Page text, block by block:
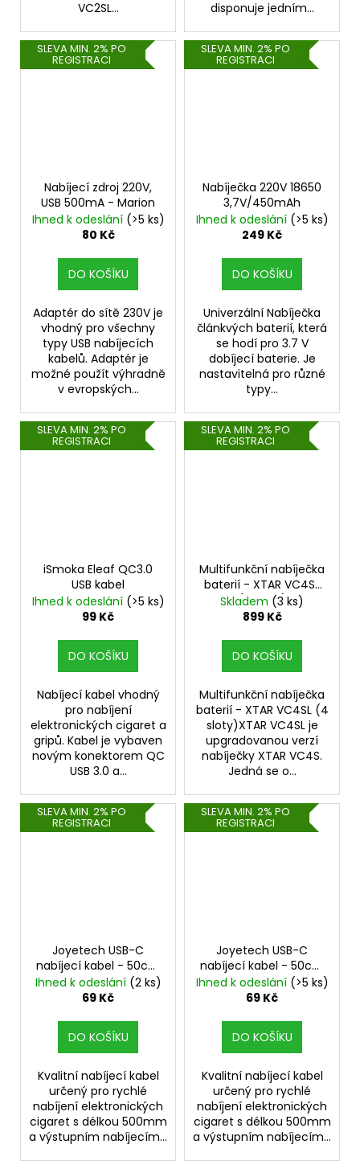
VC2SL...
disponuje jedním...
SLEVA MIN. 2% PO
REGISTRACI
Nabíjecí zdroj 220V,
USB 500mA - Marion
Ihned k odeslání (>5 ks)
80 Kč
DO KOŠÍKU
Adaptér do sítě 230V je
vhodný pro všechny
typy USB nabíjecích
kabelů. Adaptér je
možné použít výhradně
v evropských...
SLEVA MIN. 2% PO
REGISTRACI
Nabíječka 220V 18650
3,7V/450mAh
Ihned k odeslání (>5 ks)
249 Kč
DO KOŠÍKU
Univerzální Nabíječka
článkvých baterií, která
se hodí pro 3.7 V
dobíjecí baterie. Je
nastavitelná pro různé
typy...
SLEVA MIN. 2% PO
REGISTRACI
iSmoka Eleaf QC3.0
USB kabel
Ihned k odeslání (>5 ks)
99 Kč
DO KOŠÍKU
Nabíjecí kabel vhodný
pro nabíjení
elektronických cigaret a
gripů. Kabel je vybaven
novým konektorem QC
USB 3.0 a...
SLEVA MIN. 2% PO
REGISTRACI
Multifunkční nabíječka
baterií - XTAR VC4SL
(4 sloty)
Skladem (3 ks)
899 Kč
DO KOŠÍKU
Multifunkční nabíječka
baterií - XTAR VC4SL (4
sloty)XTAR VC4SL je
upgradovanou verzí
nabíječky XTAR VC4S.
Jedná se o...
SLEVA MIN. 2% PO
REGISTRACI
Joyetech USB-C
nabíjecí kabel - 50cm
- Silver
Ihned k odeslání (2 ks)
69 Kč
DO KOŠÍKU
Kvalitní nabíjecí kabel
určený pro rychlé
nabíjení elektronických
cigaret s délkou 500mm
a výstupním nabíjecím...
SLEVA MIN. 2% PO
REGISTRACI
Joyetech USB-C
nabíjecí kabel - 50cm
- Red
Ihned k odeslání (>5 ks)
69 Kč
DO KOŠÍKU
Kvalitní nabíjecí kabel
určený pro rychlé
nabíjení elektronických
cigaret s délkou 500mm
a výstupním nabíjecím...